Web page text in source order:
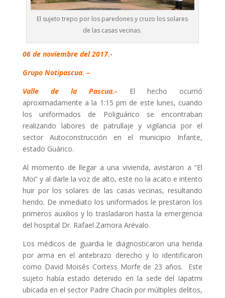
El sujeto trepo por los paredones y cruzo los solares
de las casas vecinas.
06 de noviembre del 2017.-
Grupo Notipascua. –
Valle de la Pascua.- El hecho ocurrió
aproximadamente a la 1:15 pm de este lunes, cuando
los uniformados de Poliguárico se encontraban
realizando labores de patrullaje y vigilancia por el
sector Autoconstrucción en el municipio Infante,
estado Guárico.
Al momento de llegar a una vivienda, avistaron a “El
Moi” y al darle la voz de alto, este no la acato e intento
huir por los solares de las casas vecinas, resultando
herido. De inmediato los uniformados le prestaron los
primeros auxilios y lo trasladaron hasta la emergencia
del hospital Dr. Rafael Zamora Arévalo.
Los médicos de guardia le diagnosticaron una herida
por arma en el antebrazo derecho y lo identificaron
como David Moisés Cortess Morfe de 23 años. Este
sujeto había estado detenido en la sede del Iapatmi
ubicada en el sector Padre Chacín por múltiples delitos,